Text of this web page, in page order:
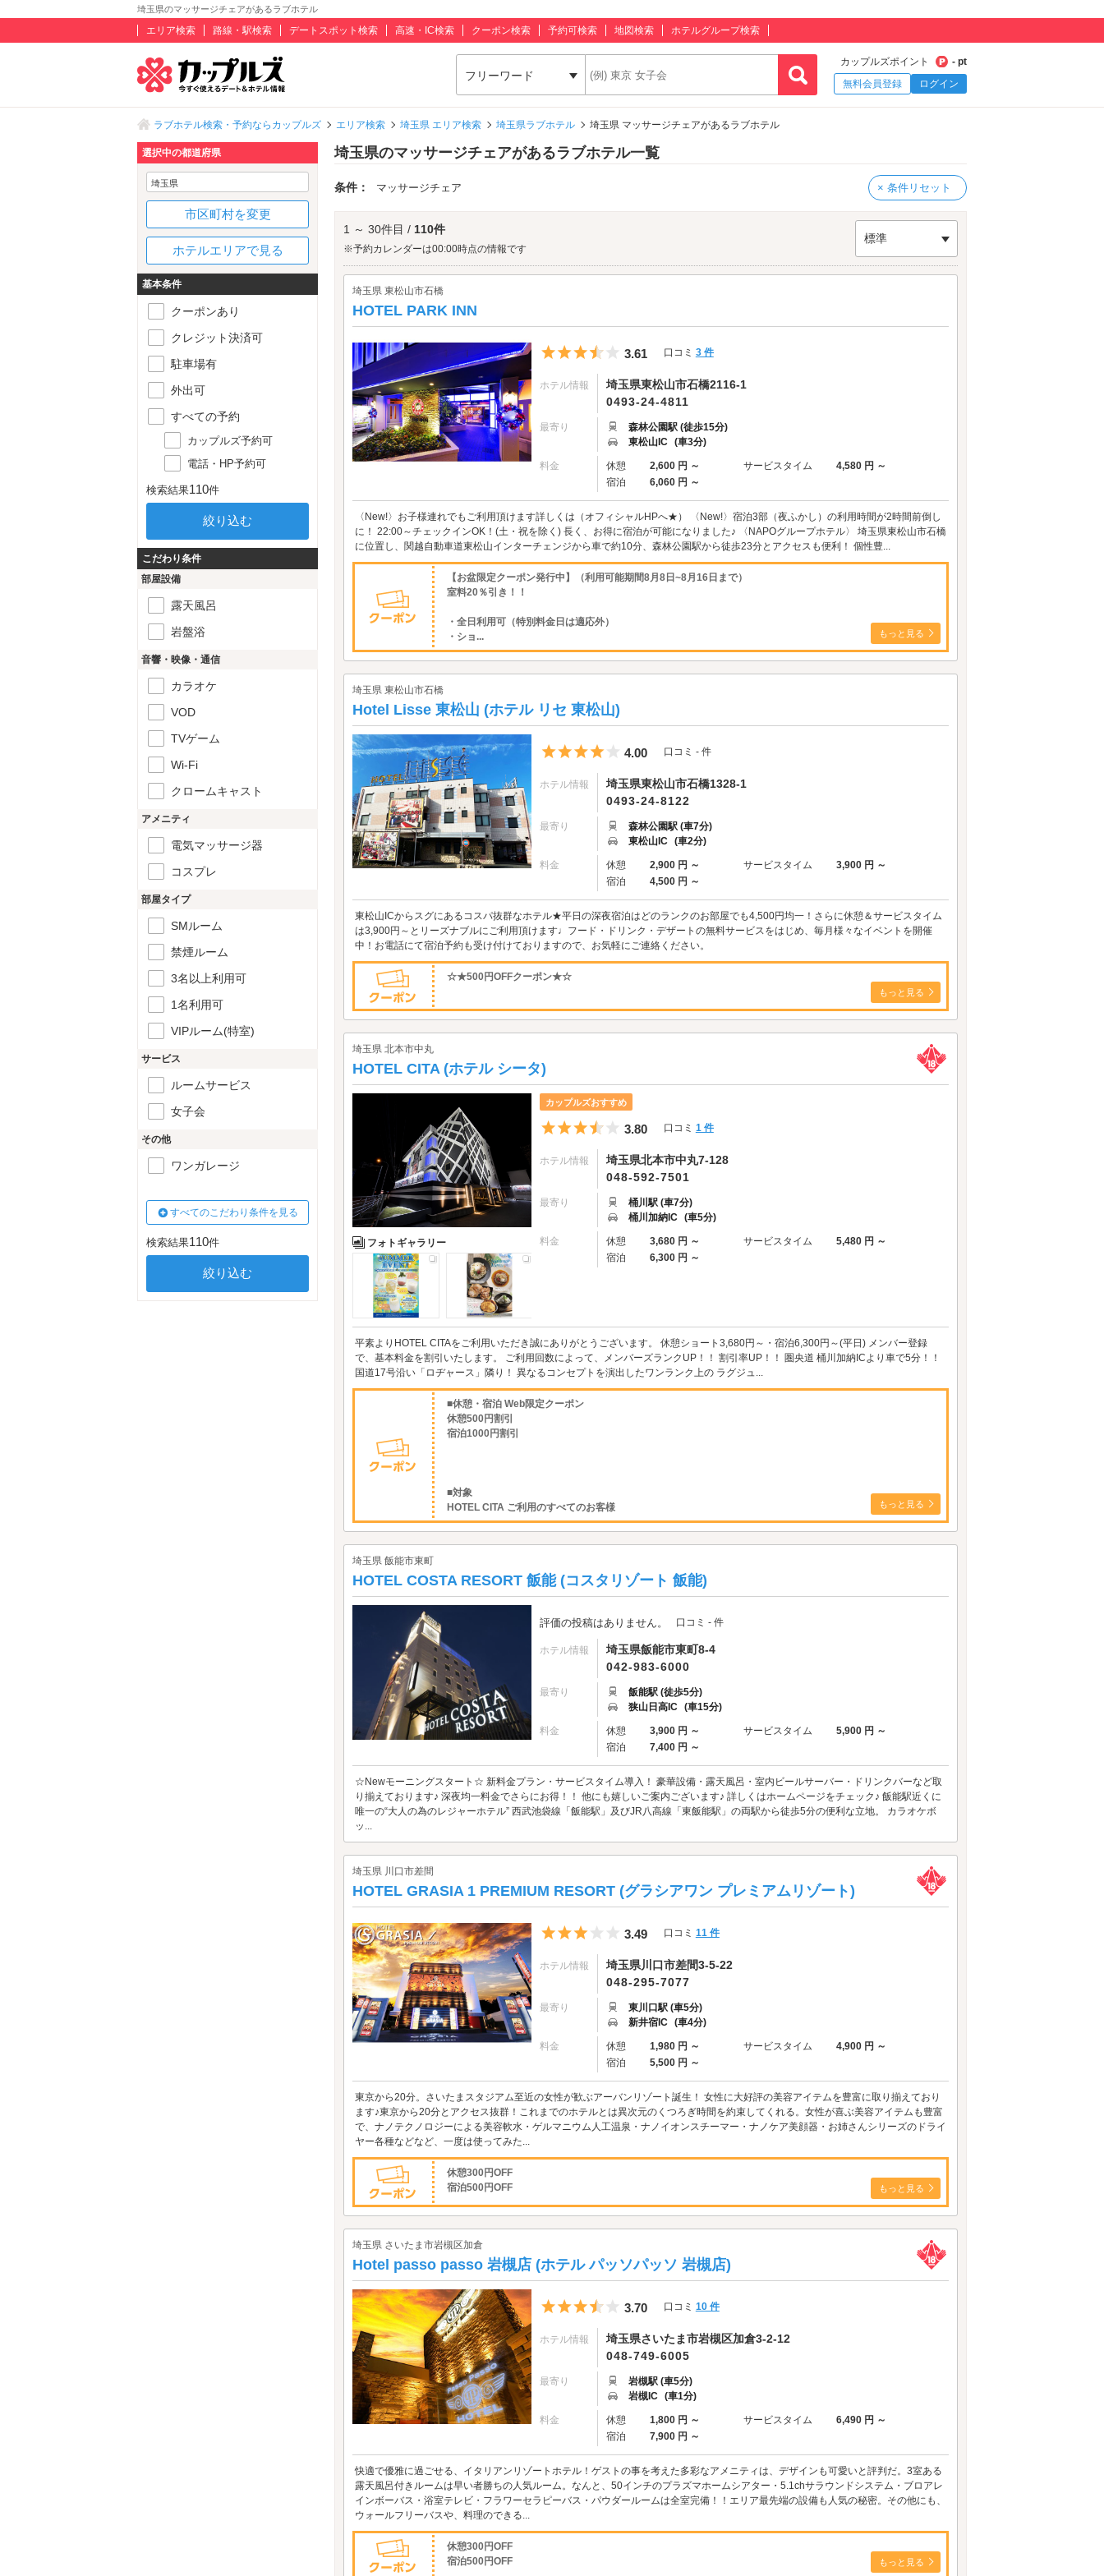
埼玉県のマッサージチェアがあるラブホテル
エリア検索 路線・駅検索 デートスポット検索 高速・IC検索 クーポン検索 予約可検索 地図検索 ホテルグループ検索
フリーワード
カップルズポイント
- pt
無料会員登録
ログイン
ラブホテル検索・予約ならカップルズ エリア検索 埼玉県 エリア検索 埼玉県ラブホテル 埼玉県 マッサージチェアがあるラブホテル
埼玉県のマッサージチェアがあるラブホテル一覧
条件： マッサージチェア × 条件リセット
1 ～ 30件目 / 110件
※予約カレンダーは00:00時点の情報です
標準
埼玉県 東松山市石橋
HOTEL PARK INN
5つ星のうち3.5
3.61 口コミ 3 件
ホテル情報
埼玉県東松山市石橋2116-1
0493-24-4811
最寄り
森林公園駅 (徒歩15分)
東松山IC (車3分)
料金 休憩 2,600 円 ～ サービスタイム
4,580 円 ～
宿泊
6,060 円 ～
〈New!〉お子様連れでもご利用頂けます詳しくは（オフィシャルHPへ★） 〈New!〉宿泊3部（夜ふかし）の利用時間が2時間前倒し
に！ 22:00～チェックインOK！(土・祝を除く) 長く、お得に宿泊が可能になりました♪ 〈NAPOグループホテル〉 埼玉県東松山市石橋
に位置し、関越自動車道東松山インターチェンジから車で約10分、森林公園駅から徒歩23分とアクセスも便利！ 個性豊...
【お盆限定クーポン発行中】（利用可能期間8月8日~8月16日まで）
室料20％引き！！
・全日利用可（特別料金日は適応外）
・ショ...
もっと見る
埼玉県 東松山市石橋
Hotel Lisse 東松山 (ホテル リセ 東松山)
5つ星のうち4
4.00 口コミ - 件
ホテル情報
埼玉県東松山市石橋1328-1
0493-24-8122
最寄り
森林公園駅 (車7分)
東松山IC (車2分)
料金 休憩 2,900 円 ～ サービスタイム
3,900 円 ～
宿泊
4,500 円 ～
東松山ICからスグにあるコスパ抜群なホテル★平日の深夜宿泊はどのランクのお部屋でも4,500円均一！さらに休憩＆サービスタイム
は3,900円～とリーズナブルにご利用頂けます♩フード・ドリンク・デザートの無料サービスをはじめ、毎月様々なイベントを開催
中！お電話にて宿泊予約も受け付けておりますので、お気軽にご連絡ください。
☆★500円OFFクーポン★☆
もっと見る
埼玉県 北本市中丸
HOTEL CITA (ホテル シータ)
フォトギャラリー
カップルズおすすめ
5つ星のうち3.5
3.80 口コミ 1 件
ホテル情報
埼玉県北本市中丸7-128
048-592-7501
最寄り
桶川駅 (車7分)
桶川加納IC (車5分)
料金 休憩 3,680 円 ～ サービスタイム
5,480 円 ～
宿泊
6,300 円 ～
平素よりHOTEL CITAをご利用いただき誠にありがとうございます。 休憩ショート3,680円～・宿泊6,300円～(平日) メンバー登録
で、基本料金を割引いたします。 ご利用回数によって、メンバーズランクUP！！ 割引率UP！！ 圏央道 桶川加納ICより車で5分！！
国道17号沿い「ロヂャース」隣り！ 異なるコンセプトを演出したワンランク上の ラグジュ...
■休憩・宿泊 Web限定クーポン
休憩500円割引
宿泊1000円割引
■対象
HOTEL CITA ご利用のすべてのお客様
もっと見る
埼玉県 飯能市東町
HOTEL COSTA RESORT 飯能 (コスタリゾート 飯能)
評価の投稿はありません。 口コミ - 件
ホテル情報
埼玉県飯能市東町8-4
042-983-6000
最寄り
飯能駅 (徒歩5分)
狭山日高IC (車15分)
料金 休憩 3,900 円 ～ サービスタイム
5,900 円 ～
宿泊
7,400 円 ～
☆Newモーニングスタート☆ 新料金プラン・サービスタイム導入！ 豪華設備・露天風呂・室内ビールサーバー・ドリンクバーなど取
り揃えております♪ 深夜均一料金でさらにお得！！ 他にも嬉しいご案内ございます♪ 詳しくはホームページをチェック♪ 飯能駅近くに
唯一の“大人の為のレジャーホテル” 西武池袋線「飯能駅」及びJR八高線「東飯能駅」の両駅から徒歩5分の便利な立地。 カラオケボ
ッ...
埼玉県 川口市差間
HOTEL GRASIA 1 PREMIUM RESORT (グラシアワン プレミアムリゾート)
5つ星のうち3
3.49 口コミ 11 件
ホテル情報
埼玉県川口市差間3-5-22
048-295-7077
最寄り
東川口駅 (車5分)
新井宿IC (車4分)
料金 休憩 1,980 円 ～ サービスタイム
4,900 円 ～
宿泊
5,500 円 ～
東京から20分。さいたまスタジアム至近の女性が歓ぶアーバンリゾート誕生！ 女性に大好評の美容アイテムを豊富に取り揃えており
ます♪東京から20分とアクセス抜群！これまでのホテルとは異次元のくつろぎ時間を約束してくれる。女性が喜ぶ美容アイテムも豊富
で、ナノテクノロジーによる美容軟水・ゲルマニウム人工温泉・ナノイオンスチーマー・ナノケア美顔器・お姉さんシリーズのドライ
ヤー各種などなど、一度は使ってみた...
休憩300円OFF
宿泊500円OFF
もっと見る
埼玉県 さいたま市岩槻区加倉
Hotel passo passo 岩槻店 (ホテル パッソパッソ 岩槻店)
5つ星のうち3.5
3.70 口コミ 10 件
ホテル情報
埼玉県さいたま市岩槻区加倉3-2-12
048-749-6005
最寄り
岩槻駅 (車5分)
岩槻IC (車1分)
料金 休憩 1,800 円 ～ サービスタイム
6,490 円 ～
宿泊
7,900 円 ～
快適で優雅に過ごせる、イタリアンリゾートホテル！ゲストの事を考えた多彩なアメニティは、デザインも可愛いと評判だ。3室ある
露天風呂付きルームは早い者勝ちの人気ルーム。なんと、50インチのプラズマホームシアター・5.1chサラウンドシステム・ブロアレ
インボーバス・浴室テレビ・フラワーセラピーバス・パウダールームは全室完備！！エリア最先端の設備も人気の秘密。その他にも、
ウォールフリーバスや、料理のできる...
休憩300円OFF
宿泊500円OFF
もっと見る
選択中の都道府県
埼玉県
市区町村を変更
ホテルエリアで見る
基本条件
クーポンあり
クレジット決済可
駐車場有
外出可
すべての予約
カップルズ予約可
電話・HP予約可
検索結果110件
こだわり条件
部屋設備
露天風呂
岩盤浴
音響・映像・通信
カラオケ
VOD
TVゲーム
Wi-Fi
クロームキャスト
アメニティ
電気マッサージ器
コスプレ
部屋タイプ
SMルーム
禁煙ルーム
3名以上利用可
1名利用可
VIPルーム(特室)
サービス
ルームサービス
女子会
その他
ワンガレージ
すべてのこだわり条件を見る
検索結果110件